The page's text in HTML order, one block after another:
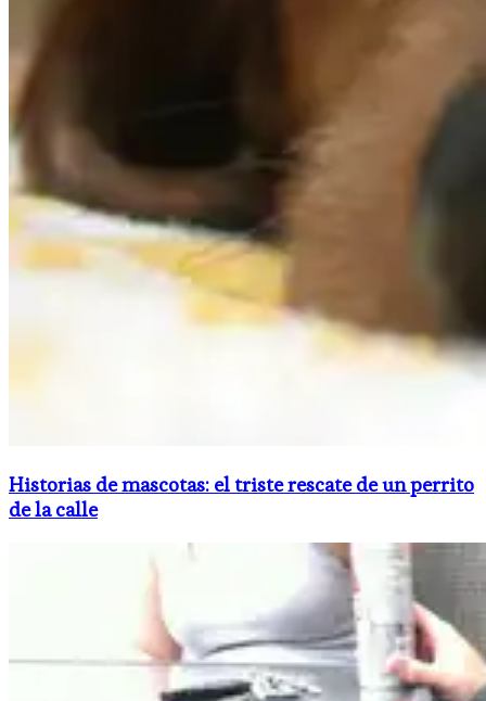
Historias de mascotas: el triste rescate de un perrito
de la calle